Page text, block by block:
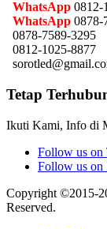
WhatsApp 0812-
WhatsApp 0878-
0878-7589-3295
0812-1025-8877
Tetap
Ikuti Kami, Info di
Follow us on
Follow us on
Copyright ©2015-
Reserved.